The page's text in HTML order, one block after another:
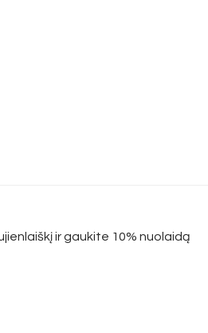
ir gaukite 10% nuolaidą